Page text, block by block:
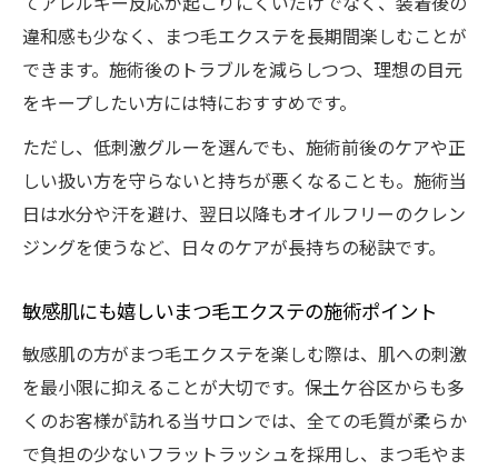
違和感も少なく、まつ毛エクステを長期間楽しむことが
できます。施術後のトラブルを減らしつつ、理想の目元
をキープしたい方には特におすすめです。
ただし、低刺激グルーを選んでも、施術前後のケアや正
しい扱い方を守らないと持ちが悪くなることも。施術当
日は水分や汗を避け、翌日以降もオイルフリーのクレン
ジングを使うなど、日々のケアが長持ちの秘訣です。
敏感肌にも嬉しいまつ毛エクステの施術ポイント
敏感肌の方がまつ毛エクステを楽しむ際は、肌への刺激
を最小限に抑えることが大切です。保土ケ谷区からも多
くのお客様が訪れる当サロンでは、全ての毛質が柔らか
で負担の少ないフラットラッシュを採用し、まつ毛やま